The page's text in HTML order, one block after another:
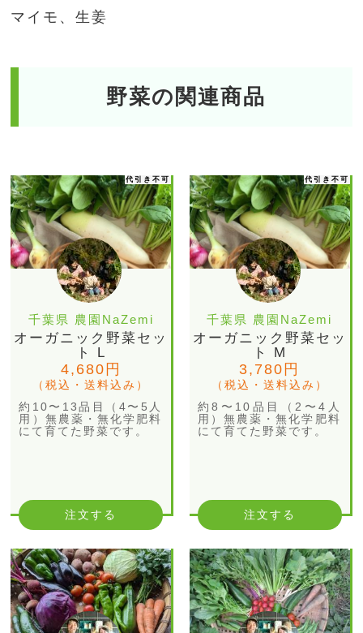
マイモ、生姜
野菜の関連商品
代引き不可
千葉県 農園NaZemi
オーガニック野菜セッ
ト L
4,680円
（税込・送料込み）
約10〜13品目（4〜5人
用）無農薬・無化学肥料
にて育てた野菜です。
注文する
代引き不可
千葉県 農園NaZemi
オーガニック野菜セッ
ト M
3,780円
（税込・送料込み）
約8〜10品目（2〜4人
用）無農薬・無化学肥料
にて育てた野菜です。
注文する